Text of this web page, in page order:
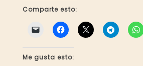
Comparte esto:
Me gusta esto: